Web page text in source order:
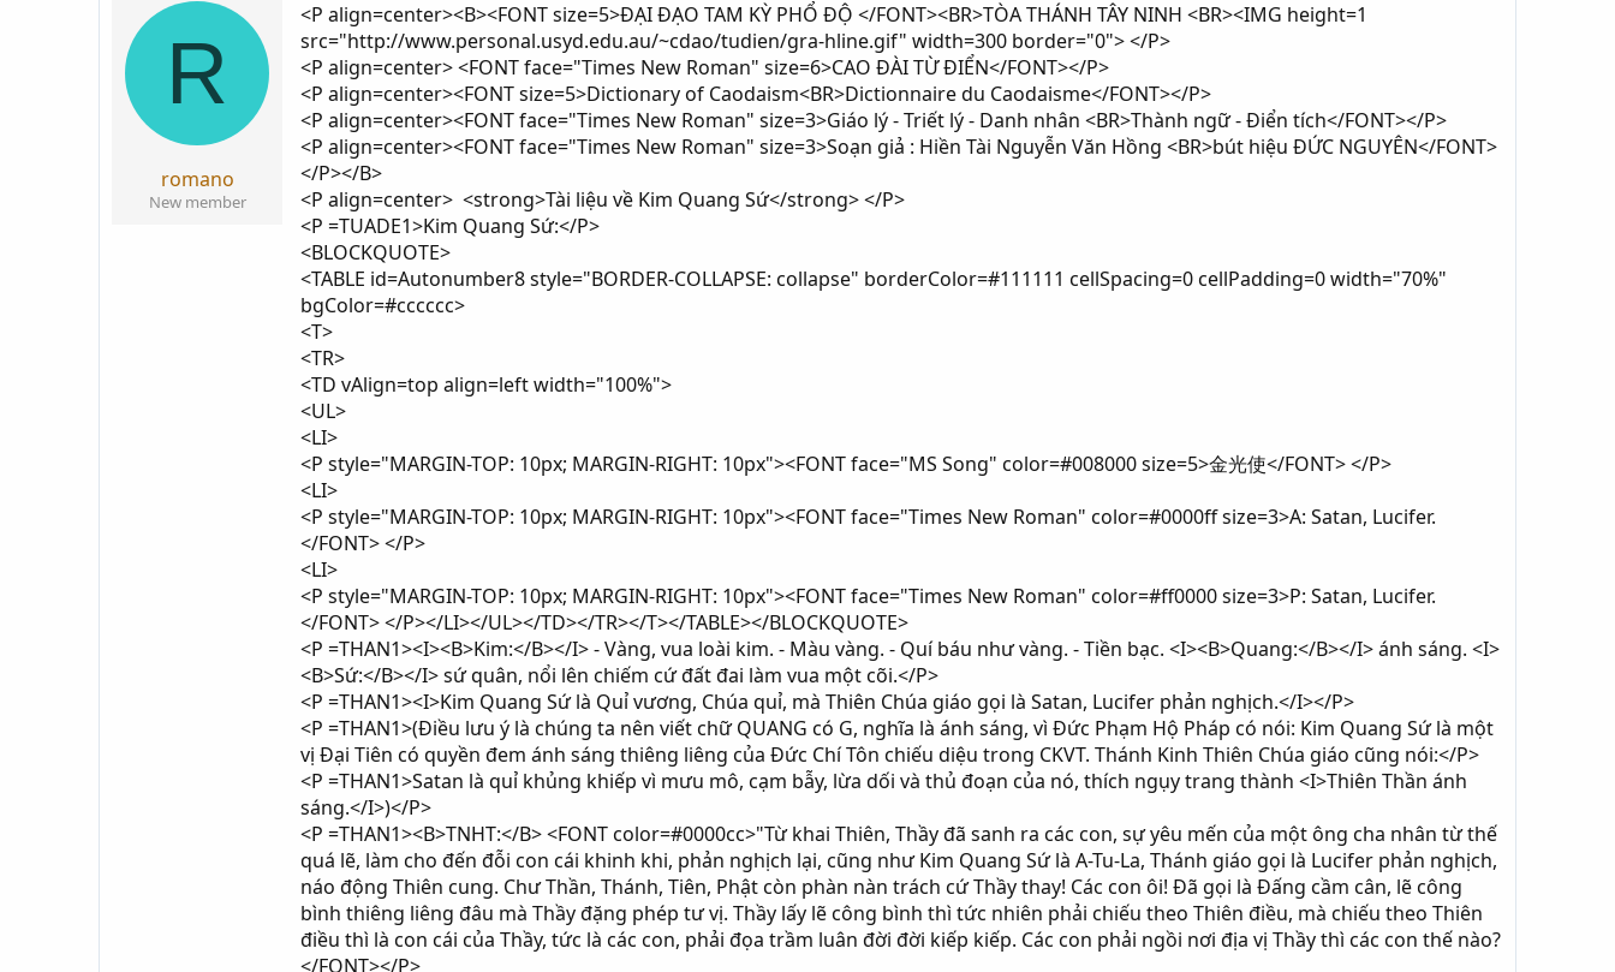
R
romano
New member
<P align=center><B><FONT size=5>ÐẠI ÐẠO TAM KỲ PHỔ ÐỘ </FONT><BR>TÒA THÁNH TÂY NINH <BR><IMG height=1
src="http://www.personal.usyd.edu.au/~cdao/tudien/gra-hline.gif" width=300 border="0"> </P>
<P align=center> <FONT face="Times New Roman" size=6>CAO ÐÀI TỪ ÐIỂN</FONT></P>
<P align=center><FONT size=5>Dictionary of Caodaism<BR>Dictionnaire du Caodaisme</FONT></P>
<P align=center><FONT face="Times New Roman" size=3>Giáo lý - Triết lý - Danh nhân <BR>Thành ngữ - Ðiển tích</FONT></P>
<P align=center><FONT face="Times New Roman" size=3>Soạn giả : Hiền Tài Nguyễn Văn Hồng <BR>bút hiệu ÐỨC NGUYÊN</FONT>
</P></B>
<P align=center> <strong>Tài liệu về Kim Quang Sứ</strong> </P>
<P =TUADE1>Kim Quang Sứ:</P>
<BLOCKQUOTE>
<TABLE id=Autonumber8 style="BORDER-COLLAPSE: collapse" borderColor=#111111 cellSpacing=0 cellPadding=0 width="70%"
bgColor=#cccccc>
<T>
<TR>
<TD vAlign=top align=left width="100%">
<UL>
<LI>
<P style="MARGIN-TOP: 10px; MARGIN-RIGHT: 10px"><FONT face="MS Song" color=#008000 size=5>金光使</FONT> </P>
<LI>
<P style="MARGIN-TOP: 10px; MARGIN-RIGHT: 10px"><FONT face="Times New Roman" color=#0000ff size=3>A: Satan, Lucifer.
</FONT> </P>
<LI>
<P style="MARGIN-TOP: 10px; MARGIN-RIGHT: 10px"><FONT face="Times New Roman" color=#ff0000 size=3>P: Satan, Lucifer.
</FONT> </P></LI></UL></TD></TR></T></TABLE></BLOCKQUOTE>
<P =THAN1><I><B>Kim:</B></I> - Vàng, vua loài kim. - Màu vàng. - Quí báu như vàng. - Tiền bạc. <I><B>Quang:</B></I> ánh sáng. <I>
<B>Sứ:</B></I> sứ quân, nổi lên chiếm cứ đất đai làm vua một cõi.</P>
<P =THAN1><I>Kim Quang Sứ là Quỉ vương, Chúa quỉ, mà Thiên Chúa giáo gọi là Satan, Lucifer phản nghịch.</I></P>
<P =THAN1>(Điều lưu ý là chúng ta nên viết chữ QUANG có G, nghĩa là ánh sáng, vì Đức Phạm Hộ Pháp có nói: Kim Quang Sứ là một
vị Đại Tiên có quyền đem ánh sáng thiêng liêng của Đức Chí Tôn chiếu diệu trong CKVT. Thánh Kinh Thiên Chúa giáo cũng nói:</P>
<P =THAN1>Satan là quỉ khủng khiếp vì mưu mô, cạm bẫy, lừa dối và thủ đoạn của nó, thích ngụy trang thành <I>Thiên Thần ánh
sáng.</I>)</P>
<P =THAN1><B>TNHT:</B> <FONT color=#0000cc>"Từ khai Thiên, Thầy đã sanh ra các con, sự yêu mến của một ông cha nhân từ thế
quá lẽ, làm cho đến đỗi con cái khinh khi, phản nghịch lại, cũng như Kim Quang Sứ là A-Tu-La, Thánh giáo gọi là Lucifer phản nghịch,
náo động Thiên cung. Chư Thần, Thánh, Tiên, Phật còn phàn nàn trách cứ Thầy thay! Các con ôi! Đã gọi là Đấng cầm cân, lẽ công
bình thiêng liêng đâu mà Thầy đặng phép tư vị. Thầy lấy lẽ công bình thì tức nhiên phải chiếu theo Thiên điều, mà chiếu theo Thiên
điều thì là con cái của Thầy, tức là các con, phải đọa trầm luân đời đời kiếp kiếp. Các con phải ngồi nơi địa vị Thầy thì các con thế nào?
</FONT></P>